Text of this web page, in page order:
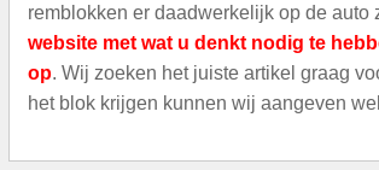
remblokken er daadwerkelijk op de auto
website met wat u denkt nodig te
op. Wij zoeken het juiste artikel graag
het blok krijgen kunnen wij aangeven